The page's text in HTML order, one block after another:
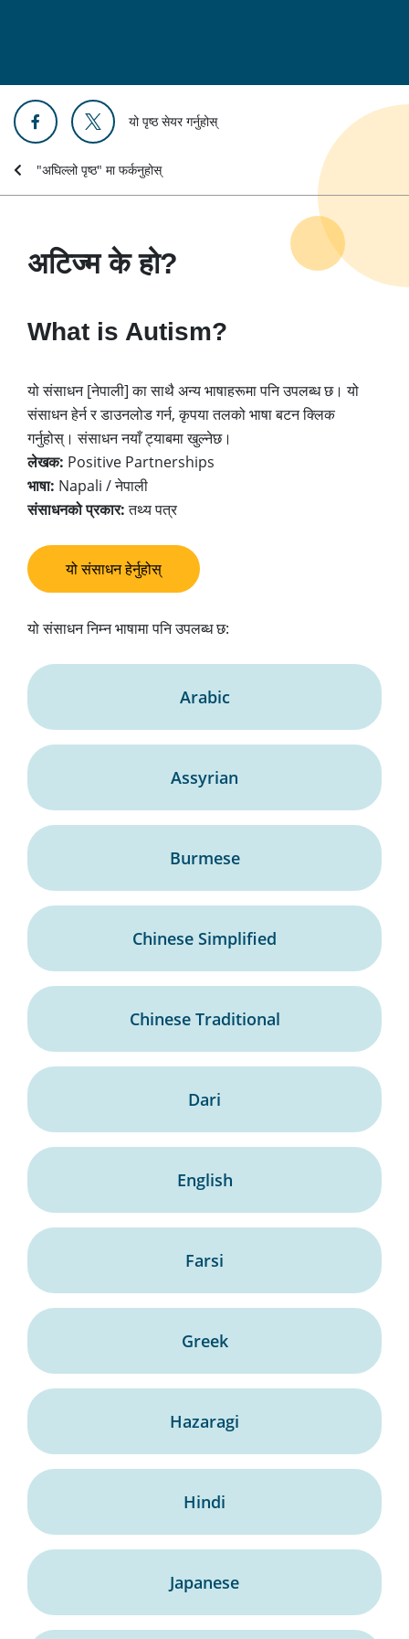
यो पृष्ठ सेयर गर्नुहोस्
"अघिल्लो पृष्ठ" मा फर्कनुहोस्
अटिज्म के हो?
What is Autism?
यो संसाधन [नेपाली] का साथै अन्य भाषाहरूमा पनि उपलब्ध छ। यो
संसाधन हेर्न र डाउनलोड गर्न, कृपया तलको भाषा बटन क्लिक
गर्नुहोस्। संसाधन नयाँ ट्याबमा खुल्नेछ।
लेखक: Positive Partnerships
भाषा: Napali / नेपाली
संसाधनको प्रकार:तथ्य पत्र
यो संसाधन हेर्नुहोस्
यो संसाधन निम्न भाषामा पनि उपलब्ध छ:
Arabic
Assyrian
Burmese
Chinese Simplified
Chinese Traditional
Dari
English
Farsi
Greek
Hazaragi
Hindi
Japanese